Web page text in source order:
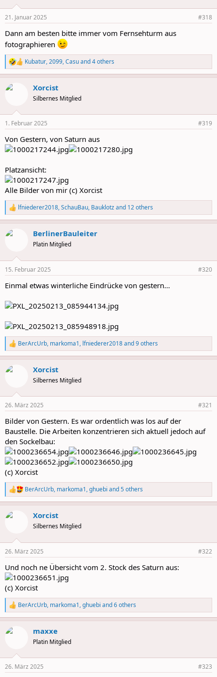
s
21. Januar 2025 #318
Dann am besten bitte immer vom Fernsehturm aus
fotographieren
R
e
a
c
s
Kubatur,2099,Casuand 4 others
Xorcist
Silbernes Mitglied
1. Februar 2025 #319
Von Gestern, von Saturn aus
Platzansicht:
Alle Bilder von mir (c) Xorcist
R
e
a
c
s
lfniederer2018,SchauBau, Bauklotzand 12 others
BerlinerBauleiter
Platin Mitglied
15. Februar 2025 #320
Einmal etwas winterliche Eindrücke von gestern...
R
e
a
c
s
BerArcUrb, markoma1, lfniederer2018and 9 others
Xorcist
Silbernes Mitglied
26. März 2025 #321
Bilder von Gestern. Es war ordentlich was los auf der
Baustelle. Die Arbeiten konzentrieren sich aktuell jedoch auf
den Sockelbau:
(c) Xorcist
R
e
a
c
s
BerArcUrb, markoma1,ghuebi and 5 others
Xorcist
Silbernes Mitglied
26. März 2025 #322
Und noch ne Übersicht vom 2. Stock des Saturn aus:
(c) Xorcist
R
e
a
c
s
BerArcUrb, markoma1,ghuebi and 6 others
maxxe
Platin Mitglied
26. März 2025 #323